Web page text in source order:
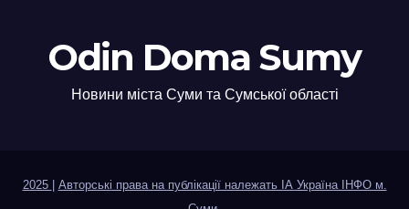
Odin Doma Sumy
Новини міста Суми та Сумської області
2025
Авторські права на публікації належать ІА Україна ІНФО м.